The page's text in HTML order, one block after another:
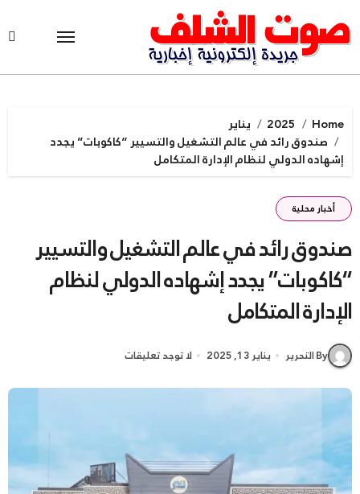
to
content
Home
2025
يناير
صندوق رائد في عالم التشغيل والتسيير “كاكوبات” يجدد
إشهاده الدولي لنظام الإدارة المتكامل
أخبار محلية
صندوق رائد في عالم التشغيل والتسيير
“كاكوبات” يجدد إشهاده الدولي لنظام
الإدارة المتكامل
By التحرير يناير 13, 2025 لا توجد تعليقات